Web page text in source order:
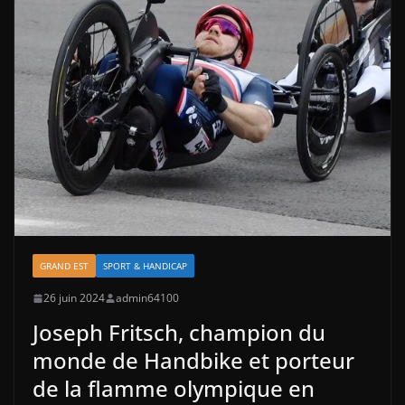
GRAND EST SPORT & HANDICAP
26 juin 2024 admin64100
Joseph Fritsch, champion du
monde de Handbike et porteur
de la flamme olympique en